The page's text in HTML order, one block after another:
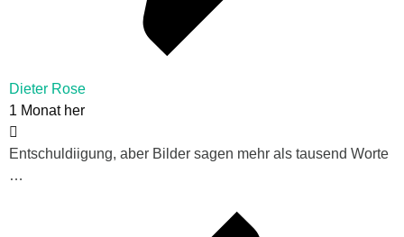
Dieter Rose
1 Monat her
Entschuldiigung, aber Bilder sagen mehr als tausend Worte
…